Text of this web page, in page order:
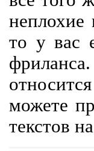
неплохие
то у вас
можете
текстов